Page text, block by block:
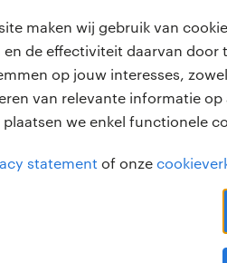
maken wij gebruik van
de effectiviteit daarvan door
op jouw interesses,
van relevante informatie
we enkel functionele
statement of onze